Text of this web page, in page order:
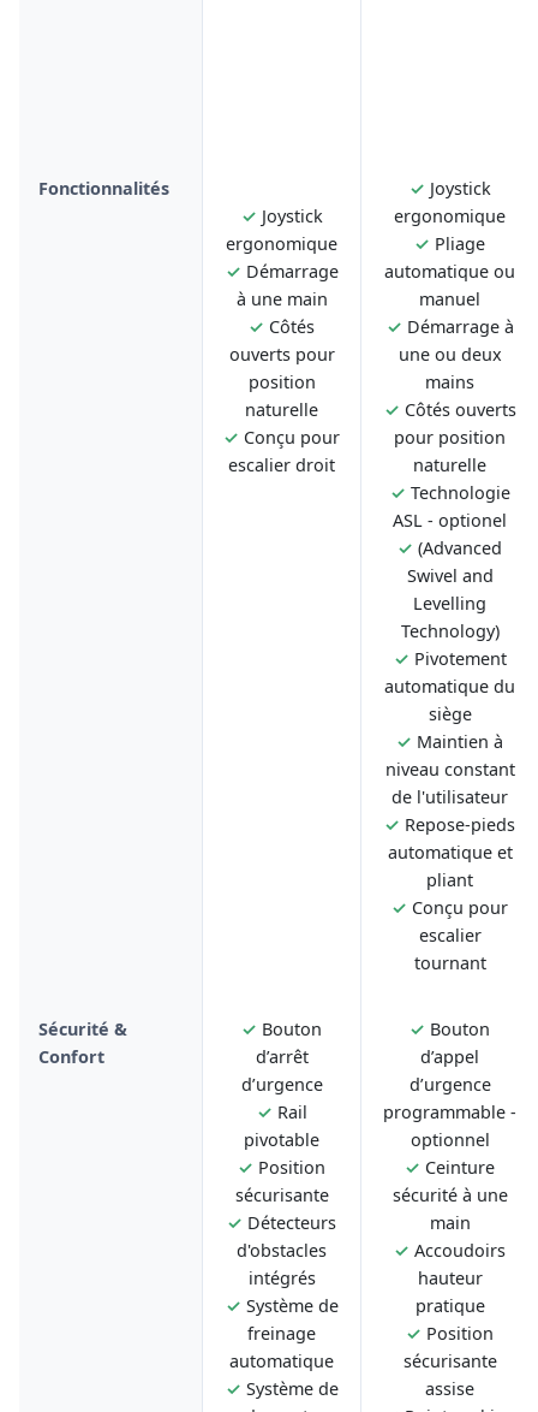
Fonctionnalités
✓ Joystick
ergonomique
✓ Démarrage
à une main
✓ Côtés
ouverts pour
position
naturelle
✓ Conçu pour
escalier droit
✓ Joystick
ergonomique
✓ Pliage
automatique ou
manuel
✓ Démarrage à
une ou deux
mains
✓ Côtés ouverts
pour position
naturelle
✓ Technologie
ASL - optionel
✓ (Advanced
Swivel and
Levelling
Technology)
✓ Pivotement
automatique du
siège
✓ Maintien à
niveau constant
de l'utilisateur
✓ Repose-pieds
automatique et
pliant
✓ Conçu pour
escalier
tournant
Sécurité &
Confort
✓ Bouton
d’arrêt
d’urgence
✓ Rail
pivotable
✓ Position
sécurisante
✓ Détecteurs
d'obstacles
intégrés
✓ Système de
freinage
automatique
✓ Système de
✓ Bouton
d’appel
d’urgence
programmable -
optionnel
✓ Ceinture
sécurité à une
main
✓ Accoudoirs
hauteur
pratique
✓ Position
sécurisante
assise